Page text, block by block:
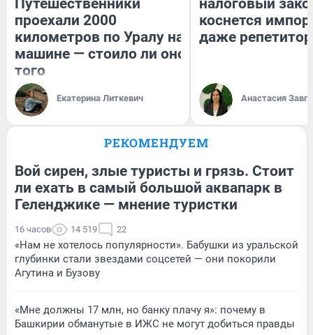
Путешественники
проехали 2000
километров по Уралу на
машине — стоило ли оно
того
Екатерина Литкевич
налоговый
коснется
даже
Анастасия
РЕКОМЕНДУЕМ
Вой сирен, злые туристы и грязь. Стоит
ли ехать в самый большой аквапарк в
Геленджике — мнение туристки
16 часов 14 519 22
«Нам не хотелось популярности». Бабушки из уральской
глубинки стали звездами соцсетей — они покорили
Агутина и Бузову
«Мне должны 17 млн, но банку плачу я»: почему в
Башкирии обманутые в ИЖС не могут добиться правды